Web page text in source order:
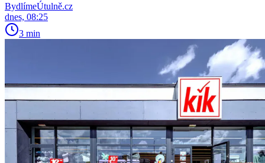
BydlímeÚtulně.cz
dnes, 08:25
3 min